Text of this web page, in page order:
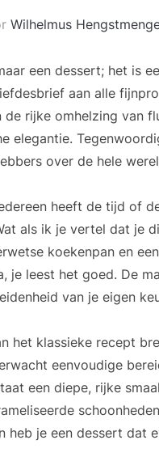
Wilhelmus
een dessert; het is
aan alle
rijke omhelzing van
elegantie.
over de hele
heeft de tijd of
als ik je vertel dat je
koekenpan en
je leest het goed. De
van je eigen
het klassieke recept
eenvoudige
een diepe, rijke
heb je een dessert dat